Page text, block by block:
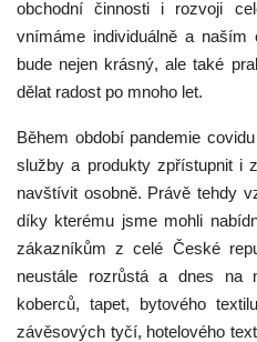
obchodní činnosti i rozvoji
vnímáme individuálně a
bude nejen krásný, ale také
dělat radost po mnoho let.
Během období pandemie
služby a produkty zpřístupnit i
navštívit osobně. Právě tehdy
díky kterému jsme mohli
zákazníkům z celé České
neustále rozrůstá a dnes na
koberců, tapet, bytového
závěsových tyčí, hotelového